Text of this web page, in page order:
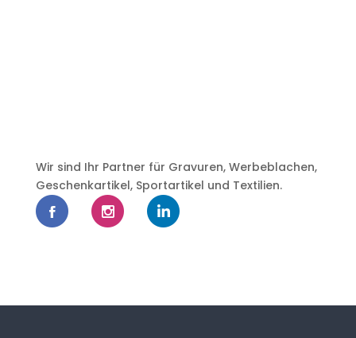
Wir sind Ihr Partner für Gravuren, Werbeblachen,
Geschenkartikel, Sportartikel und Textilien.